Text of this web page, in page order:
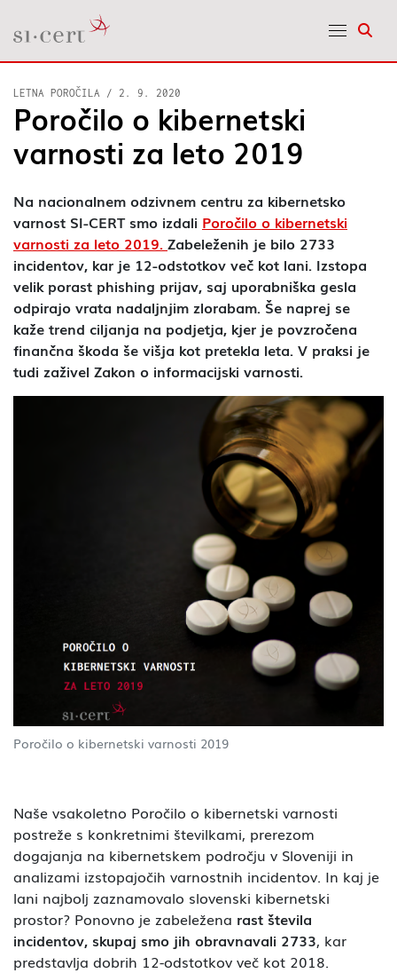
LETNA POROČILA / 2. 9. 2020
Poročilo o kibernetski
varnosti za leto 2019
Na nacionalnem odzivnem centru za kibernetsko
varnost SI-CERT smo izdali Poročilo o kibernetski
varnosti za leto 2019. Zabeleženih je bilo 2733
incidentov, kar je 12-odstotkov več kot lani. Izstopa
velik porast phishing prijav, saj uporabniška gesla
odpirajo vrata nadaljnjim zlorabam. Še naprej se
kaže trend ciljanja na podjetja, kjer je povzročena
finančna škoda še višja kot pretekla leta. V praksi je
tudi zaživel Zakon o informacijski varnosti.
Poročilo o kibernetski varnosti 2019
Naše vsakoletno Poročilo o kibernetski varnosti
postreže s konkretnimi številkami, prerezom
dogajanja na kibernetskem področju v Sloveniji in
analizami izstopajočih varnostnih incidentov. In kaj je
lani najbolj zaznamovalo slovenski kibernetski
prostor? Ponovno je zabeležena rast števila
incidentov, skupaj smo jih obravnavali 2733, kar
predstavlja dobrih 12-odstotkov več kot 2018.